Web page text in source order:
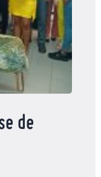
de